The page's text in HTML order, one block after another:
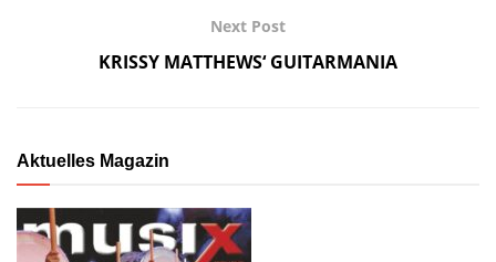
Next Post
KRISSY MATTHEWS‘ GUITARMANIA
Aktuelles Magazin